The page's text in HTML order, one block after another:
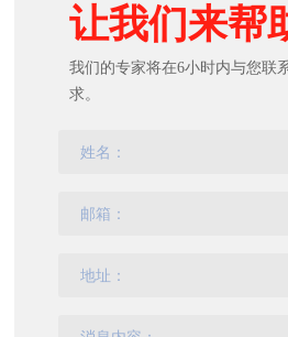
让我们来帮
我们的专家将在6小时内与您联
求。